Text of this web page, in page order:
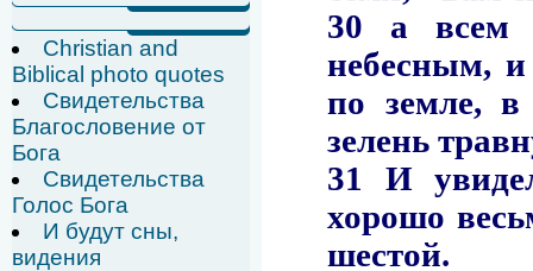
Christian and
Biblical photo quotes
Свидетельства
Благословение от
Бога
Свидетельства
Голос Бога
И будут сны,
видения